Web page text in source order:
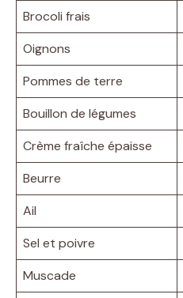
Brocoli frais
Oignons
Pommes de terre
Bouillon de légumes
Crème fraîche épaisse
Beurre
Ail
Sel et poivre
Muscade